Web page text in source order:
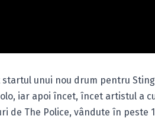
startul unui nou drum pentru
iar apoi încet, încet artistul a
de The Police, vândute în peste